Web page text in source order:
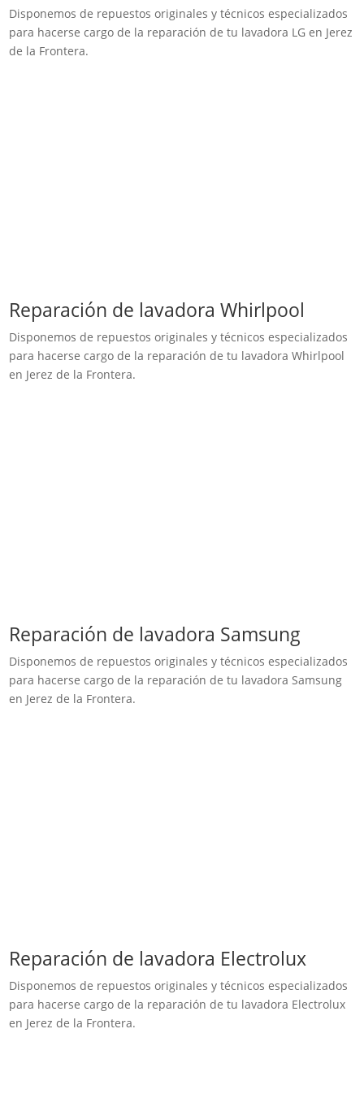
Disponemos de repuestos originales y técnicos especializados
para hacerse cargo de la reparación de tu lavadora LG en Jerez
de la Frontera.
Reparación de lavadora Whirlpool
Disponemos de repuestos originales y técnicos especializados
para hacerse cargo de la reparación de tu lavadora Whirlpool
en Jerez de la Frontera.
Reparación de lavadora Samsung
Disponemos de repuestos originales y técnicos especializados
para hacerse cargo de la reparación de tu lavadora Samsung
en Jerez de la Frontera.
Reparación de lavadora Electrolux
Disponemos de repuestos originales y técnicos especializados
para hacerse cargo de la reparación de tu lavadora Electrolux
en Jerez de la Frontera.